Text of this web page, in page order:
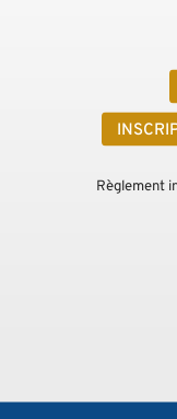
Règlement